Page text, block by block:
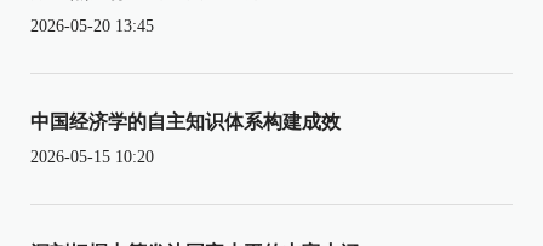
2026-05-20 13:45
中国经济学的自主知识体系构建成效
2026-05-15 10:20